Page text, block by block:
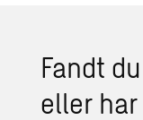
Fandt
eller